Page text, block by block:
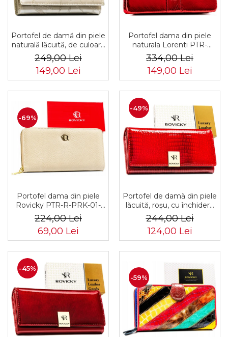
Portofel de damă din piele
naturală lăcuită, de culoare
bej, cu închidere cu capsă -
Peterson
249,00 Lei
149,00 Lei
Portofel dama din piele
naturala Lorenti PTR-
76121-MSD-9306 RE
334,00 Lei
149,00 Lei
-69%
Portofel dama din piele
Rovicky PTR-R-PRK-01-
F19-2757 BE
224,00 Lei
69,00 Lei
-49%
Portofel de damă din piele
lăcuită, roșu, cu închidere
cu capsă - Rovicky PTR-
RH-22-1-RS RED
244,00 Lei
124,00 Lei
-45%
-59%